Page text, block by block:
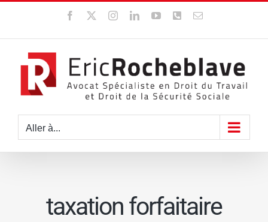
contenu
Facebook InstagramLinkedInYouTubeWhatsApp
Email
Aller à...
taxation forfaitaire